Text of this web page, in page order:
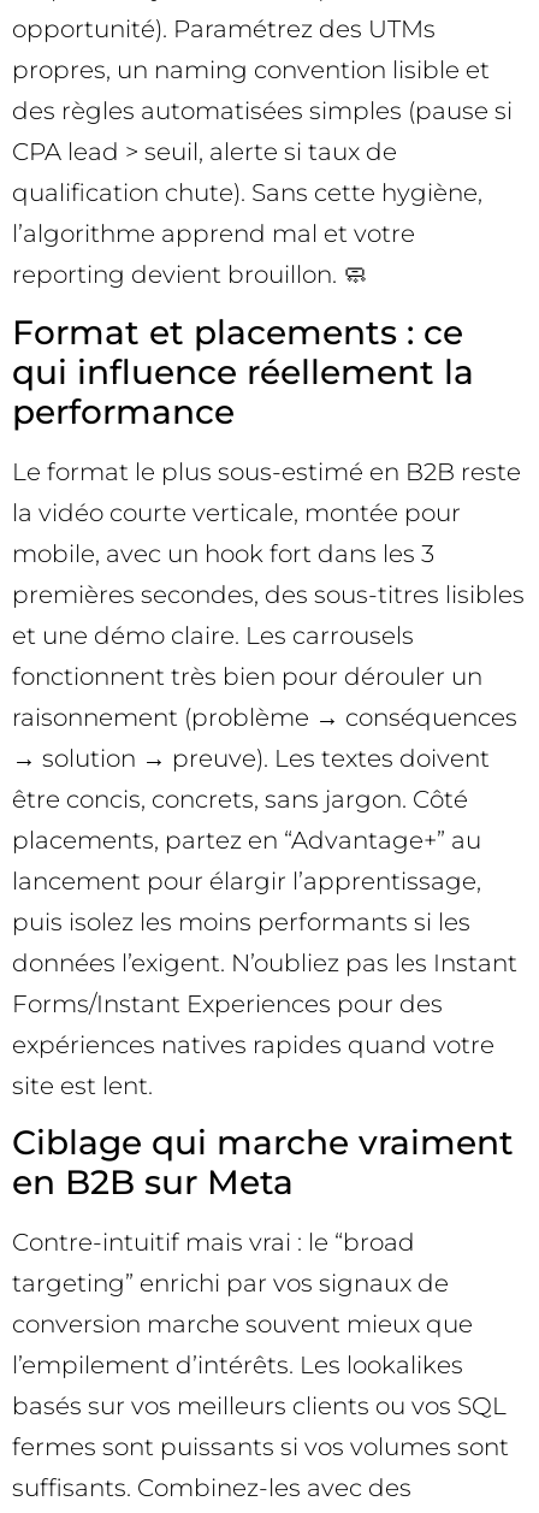
opportunité). Paramétrez des UTMs
propres, un naming convention lisible et
des règles automatisées simples (pause si
CPA lead > seuil, alerte si taux de
qualification chute). Sans cette hygiène,
l’algorithme apprend mal et votre
reporting devient brouillon. 🧼
Format et placements : ce
qui influence réellement la
performance
Le format le plus sous-estimé en B2B reste
la vidéo courte verticale, montée pour
mobile, avec un hook fort dans les 3
premières secondes, des sous-titres lisibles
et une démo claire. Les carrousels
fonctionnent très bien pour dérouler un
raisonnement (problème → conséquences
→ solution → preuve). Les textes doivent
être concis, concrets, sans jargon. Côté
placements, partez en “Advantage+” au
lancement pour élargir l’apprentissage,
puis isolez les moins performants si les
données l’exigent. N’oubliez pas les Instant
Forms/Instant Experiences pour des
expériences natives rapides quand votre
site est lent.
Ciblage qui marche vraiment
en B2B sur Meta
Contre-intuitif mais vrai : le “broad
targeting” enrichi par vos signaux de
conversion marche souvent mieux que
l’empilement d’intérêts. Les lookalikes
basés sur vos meilleurs clients ou vos SQL
fermes sont puissants si vos volumes sont
suffisants. Combinez-les avec des